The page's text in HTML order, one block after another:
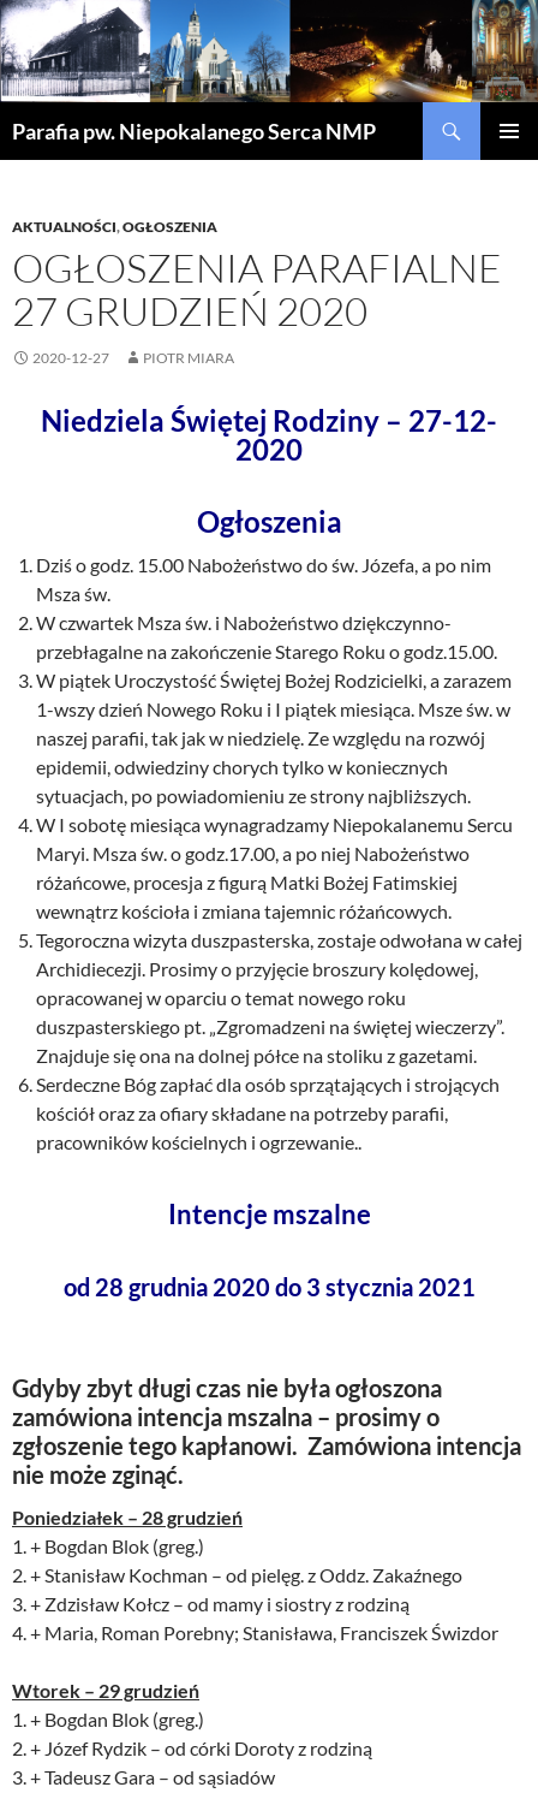
Parafia pw. Niepokalanego Serca NMP
AKTUALNOŚCI,OGŁOSZENIA
OGŁOSZENIA PARAFIALNE
27 GRUDZIEŃ 2020
2020-12-27 PIOTR MIARA
Niedziela Świętej Rodziny – 27-12-
2020
Ogłoszenia
Dziś o godz. 15.00 Nabożeństwo do św. Józefa, a po nim
Msza św.
W czwartek Msza św. i Nabożeństwo dziękczynno-
przebłagalne na zakończenie Starego Roku o godz.15.00.
W piątek Uroczystość Świętej Bożej Rodzicielki, a zarazem
1-wszy dzień Nowego Roku i I piątek miesiąca. Msze św. w
naszej parafii, tak jak w niedzielę. Ze względu na rozwój
epidemii, odwiedziny chorych tylko w koniecznych
sytuacjach, po powiadomieniu ze strony najbliższych.
W I sobotę miesiąca wynagradzamy Niepokalanemu Sercu
Maryi. Msza św. o godz.17.00, a po niej Nabożeństwo
różańcowe, procesja z figurą Matki Bożej Fatimskiej
wewnątrz kościoła i zmiana tajemnic różańcowych.
Tegoroczna wizyta duszpasterska, zostaje odwołana w całej
Archidiecezji. Prosimy o przyjęcie broszury kolędowej,
opracowanej w oparciu o temat nowego roku
duszpasterskiego pt. „Zgromadzeni na świętej wieczerzy”.
Znajduje się ona na dolnej półce na stoliku z gazetami.
Serdeczne Bóg zapłać dla osób sprzątających i strojących
kościół oraz za ofiary składane na potrzeby parafii,
pracowników kościelnych i ogrzewanie..
Intencje mszalne
od 28 grudnia 2020 do 3 stycznia 2021
Gdyby zbyt długi czas nie była ogłoszona
zamówiona intencja mszalna – prosimy o
zgłoszenie tego kapłanowi. Zamówiona intencja
nie może zginąć.
Poniedziałek – 28 grudzień
1. + Bogdan Blok (greg.)
2. + Stanisław Kochman – od pielęg. z Oddz. Zakaźnego
3. + Zdzisław Kołcz – od mamy i siostry z rodziną
4. + Maria, Roman Porebny; Stanisława, Franciszek Świzdor
Wtorek – 29 grudzień
1. + Bogdan Blok (greg.)
2. + Józef Rydzik – od córki Doroty z rodziną
3. + Tadeusz Gara – od sąsiadów